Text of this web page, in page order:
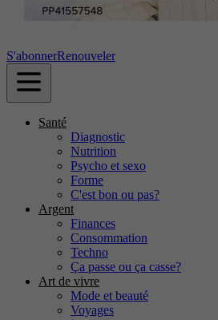
S'abonnerRenouveler
Santé
Diagnostic
Nutrition
Psycho et sexo
Forme
C'est bon ou pas?
Argent
Finances
Consommation
Techno
Ça passe ou ça casse?
Art de vivre
Mode et beauté
Voyages